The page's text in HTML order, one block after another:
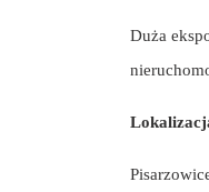
Duża